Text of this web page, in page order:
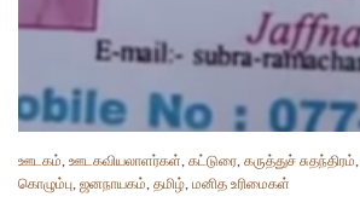
ஊடகம், ஊடகவியலாளர்கள், கட்டுரை, கருத்துச் சுதந்திரம்,
கொழும்பு, ஜனநாயகம், தமிழ், மனித உரிமைகள்